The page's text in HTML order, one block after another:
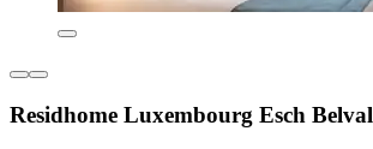
Residhome Luxembourg Esch Belval